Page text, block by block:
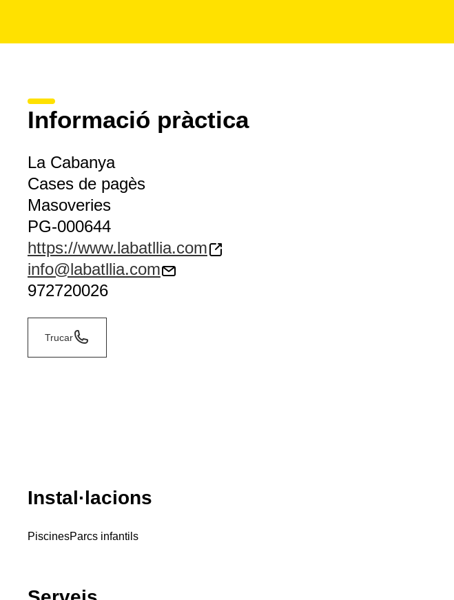
Informació pràctica
La Cabanya
Cases de pagès
Masoveries
PG-000644
https://www.labatllia.com
info@labatllia.com
972720026
Trucar
Instal·lacions
PiscinesParcs infantils